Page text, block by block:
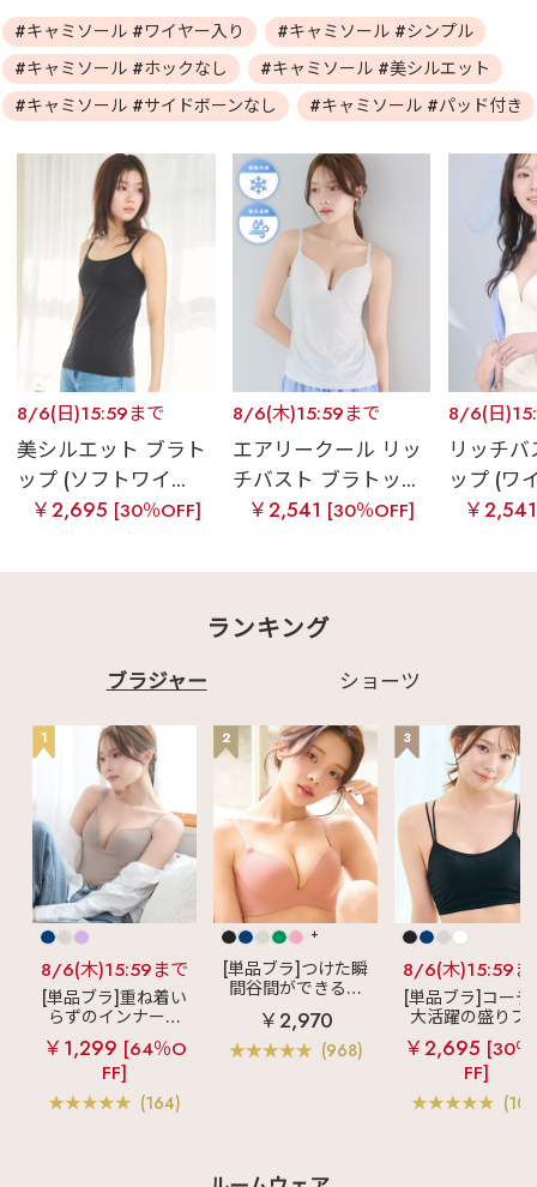
#キャミソール #ワイヤー入り
#キャミソール #シンプル
#キャミソール #ホックなし
#キャミソール #美シルエット
#キャミソール #サイドボーンなし
#キャミソール #パッド付き
8/6(日)15:59まで
美シルエット ブラト
ップ (ソフトワイ...
￥2,695 [30％OFF]
8/6(木)15:59まで
エアリークール リッ
チバスト ブラトッ...
￥2,541 [30％OFF]
8/6(日
リッチ
ップ (ワ
￥
ランキング
ブラジャー ショーツ
1
8/6(木)15:59まで
[単品ブラ]重ね着い
らずのインナーブ
ラ
リッチバスト
ブラトップ (ワイヤ
ー入り)
￥1,299 [64％O
FF]
(164)
2
+
[単品ブラ]つけた瞬
間谷間ができるシ
ームレスブラ
盛ブラ(R) シームレ
ス 単品ブラジャー
￥2,970
(968)
3
8/6(木)15:59ま
[単品ブラ]コーデ
大活躍の盛りブ
ショートレン
ス ブラトップ 超
ブラ(R) 単品ブ
ャー
￥2,695 [30
FF]